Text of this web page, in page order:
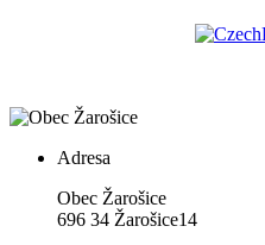
Adresa
Obec Žarošice
696 34 Žarošice14